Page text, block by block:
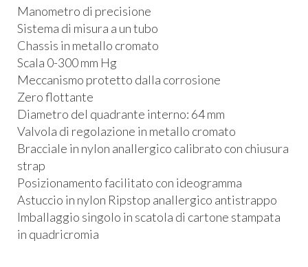
Manometro di precisione
Sistema di misura a un tubo
Chassis in metallo cromato
Scala 0-300 mm Hg
Meccanismo protetto dalla corrosione
Zero flottante
Diametro del quadrante interno: 64 mm
Valvola di regolazione in metallo cromato
Bracciale in nylon anallergico calibrato con chiusura
strap
Posizionamento facilitato con ideogramma
Astuccio in nylon Ripstop anallergico antistrappo
Imballaggio singolo in scatola di cartone stampata
in quadricromia